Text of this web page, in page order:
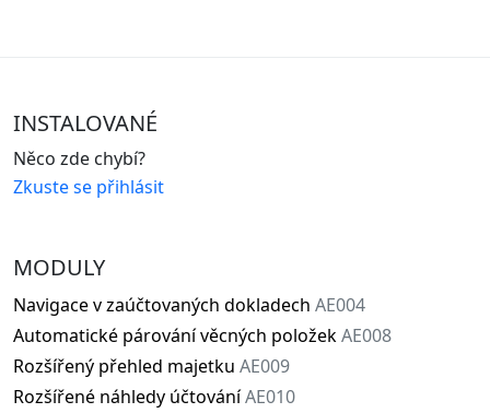
INSTALOVANÉ
Něco zde chybí?
Zkuste se přihlásit
MODULY
Navigace v zaúčtovaných dokladech AE004
Automatické párování věcných položekAE008
Rozšířený přehled majetku AE009
Rozšířené náhledy účtováníAE010